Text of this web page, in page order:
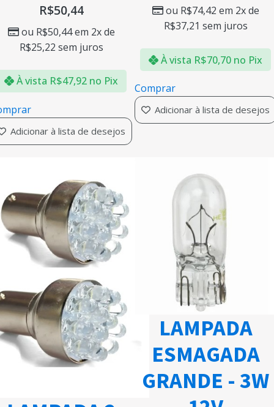
R$50,44
ou R$50,44em 2x de
R$25,22 sem juros
À vista R$47,92 no Pix
Adicionar à lista de desejos
ou R$74,42 em 2x de
R$37,21 sem juros
À vista R$70,70 no Pix
Comprar
Adicionar à lista de desejos
LAMPADA
ESMAGADA
GRANDE - 3W